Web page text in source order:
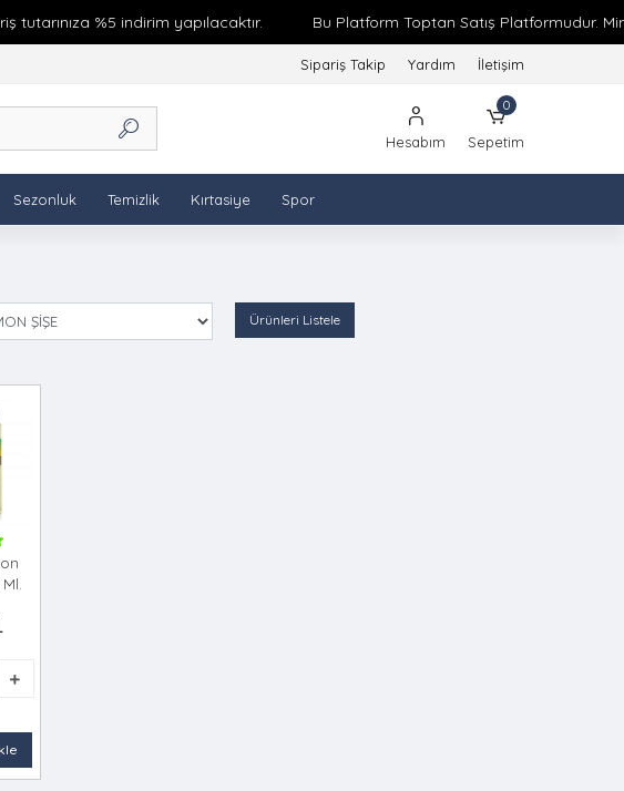
%5 indirim yapılacaktır. Bu Platform Toptan Satış Platformudur.
Sipariş Takip Yardım İletişim
Hesabım
0
Sepetim
Sezonluk Temizlik Kırtasiye Spor
Ürünleri Listele